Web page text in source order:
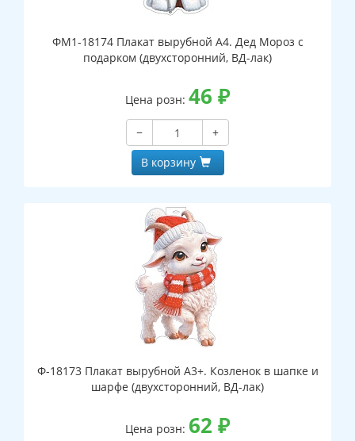
ФМ1-18174 Плакат вырубной А4. Дед Мороз с
подарком (двухсторонний, ВД-лак)
Цена розн: 46 ₽
−
+
В корзину
Ф-18173 Плакат вырубной А3+. Козленок в шапке и
шарфе (двухсторонний, ВД-лак)
Цена розн: 62 ₽